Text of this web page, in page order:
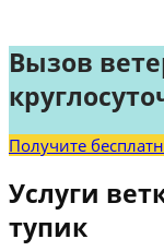
Вызов
Получите
Услуги
тупик